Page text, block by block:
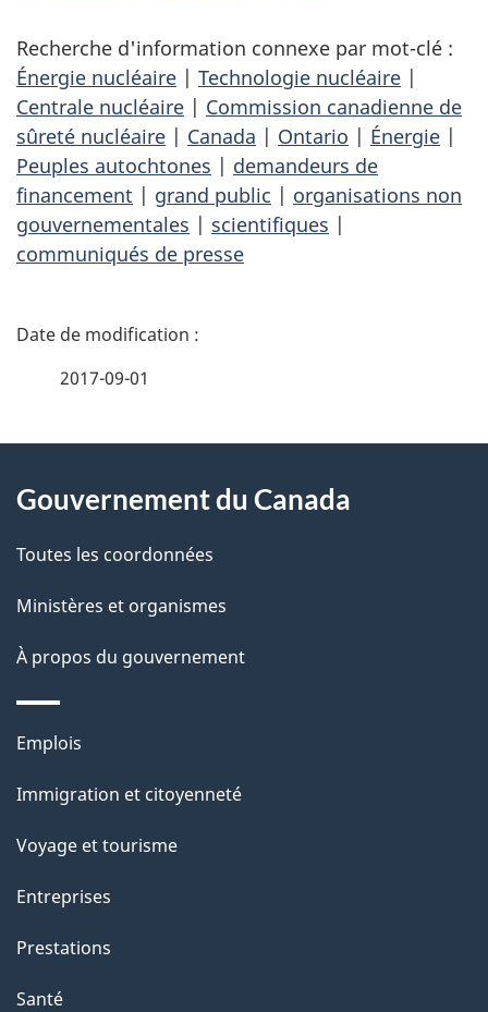
Recherche d'information connexe par mot-clé :
Énergie nucléaire | Technologie nucléaire |
Centrale nucléaire | Commission canadienne de
sûreté nucléaire | Canada | Ontario | Énergie |
Peuples autochtones | demandeurs de
financement | grand public | organisations non
gouvernementales | scientifiques |
communiqués de presse
D
i
l
s
d
e
l
a
p
a
g
e
2017-09-01
propos
de
ce
site
Gouvernement du Canada
Toutes les coordonnées
Ministères et organismes
À propos du gouvernement
Thèmes
sujets
Emplois
Immigration et citoyenneté
Voyage et tourisme
Entreprises
Prestations
Santé